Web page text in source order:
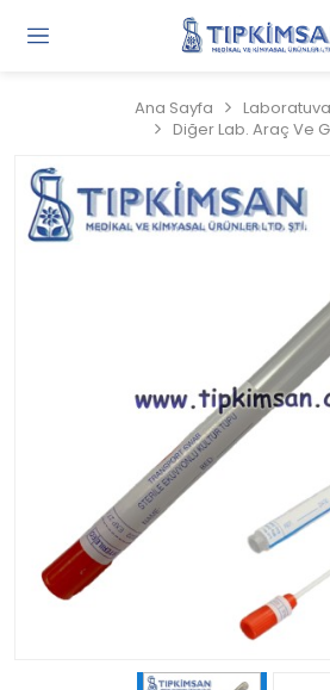
Ana Sayfa
Diğer Lab. Araç Ve